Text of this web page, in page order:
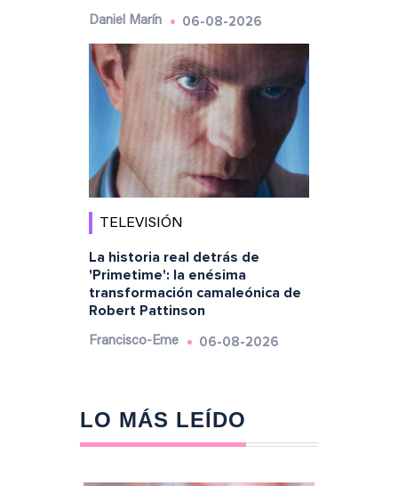
Daniel Marín 06-08-2026
TELEVISIÓN
La historia real detrás de
'Primetime': la enésima
transformación camaleónica de
Robert Pattinson
Francisco-Eme 06-08-2026
LO MÁS LEÍDO